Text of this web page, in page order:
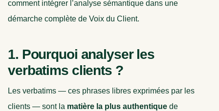
comment intégrer l’analyse sémantique dans une
démarche complète de Voix du Client.
1. Pourquoi analyser les
verbatims clients ?
Les verbatims — ces phrases libres exprimées par les
clients — sont la matière la plus authentique de